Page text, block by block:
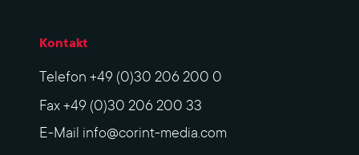
Kontakt
Telefon +49 (0)30 206 200 0
Fax+49 (0)30 206 200 33
E-Mail info@corint-media.com